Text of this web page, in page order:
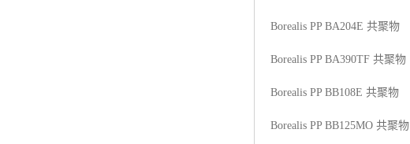
Borealis PP BA204E 共聚物
Borealis PP BA390TF 共聚物
Borealis PP BB108E 共聚物
Borealis PP BB125MO 共聚物